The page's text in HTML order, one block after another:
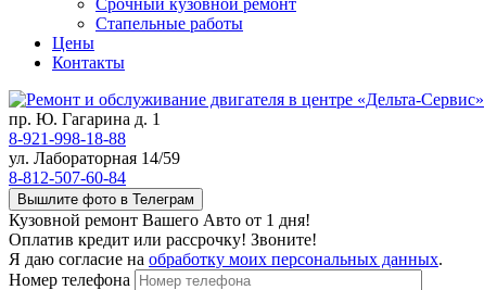
Срочный кузовной ремонт
Стапельные работы
Цены
Контакты
пр. Ю. Гагарина д. 1
8-921-998-18-88
ул. Лабораторная 14/59
8-812-507-60-84
Вышлите фото в Телеграм
Кузовной ремонт Вашего Авто от 1 дня!
Оплатив кредит или рассрочку! Звоните!
Я даю согласие на обработку моих персональных данных.
Номер телефона